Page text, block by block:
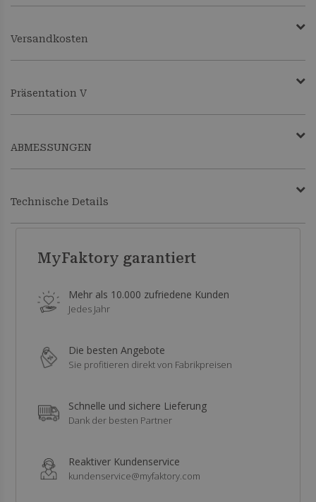
Versandkosten
Präsentation V
ABMESSUNGEN
Technische Details
MyFaktory garantiert
Mehr als 10.000 zufriedene Kunden
Jedes Jahr
Die besten Angebote
Sie profitieren direkt von Fabrikpreisen
Schnelle und sichere Lieferung
Dank der besten Partner
Reaktiver Kundenservice
kundenservice@myfaktory.com